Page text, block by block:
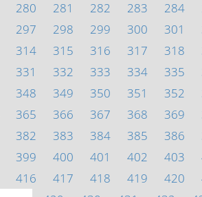
280 281 282 283 284
297 298 299 300 301
314 315 316 317 318
331 332 333 334 335
348 349 350 351 352
365 366 367 368 369
382 383 384 385 386
399 400 401 402 403
416 417 418 419 420